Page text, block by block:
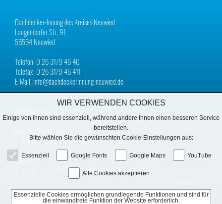
Dachdecker-Innung des Kreises Neuwied
Langendorfer Str. 91
56564 Neuwied
Telefon: 0 26 31/9 46 40
Telefax: 0 26 31/9 46 411
E-Mail: info@dachdeckerinnung-neuwied.de
7:45 Uhr − 12:00 Uhr und 12:45 − 16:30 Uhr
Freitag
7:45 Uhr − 12:00 Uhr und 12:45 − 15:30 Uhr
Datenschutz
WIR VERWENDEN COOKIES
Einige von ihnen sind essenziell, während andere Ihnen einen besseren Service
bereitstellen.
Bitte wählen Sie die gewünschten Cookie-Einstellungen aus:
Essenziell Google Fonts Google Maps YouTube
Alle Cookies akzeptieren
Essenzielle Cookies ermöglichen grundlegende Funktionen und sind für
die einwandfreie Funktion der Website erforderlich.